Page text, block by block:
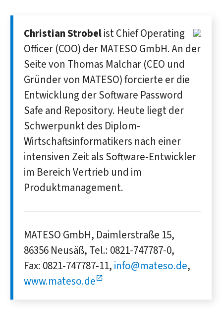
Christian Strobelist Chief Operating
Officer (COO) der MATESO GmbH. An der
Seite von Thomas Malchar (CEO und
Gründer von MATESO) forcierte er die
Entwicklung der Software Password
Safe and Repository. Heute liegt der
Schwerpunkt des Diplom-
Wirtschaftsinformatikers nach einer
intensiven Zeit als Software-Entwickler
im Bereich Vertrieb und im
Produktmanagement.
MATESO GmbH, Daimlerstraße 15,
86356 Neusäß, Tel.: 0821-747787-0,
Fax: 0821-747787-11, info@mateso.de,
www.mateso.de